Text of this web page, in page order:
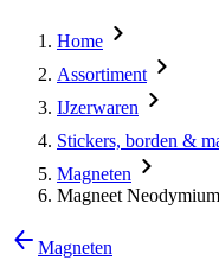
Home
Assortiment
IJzerwaren
Stickers, borden &
Magneten
Magneet
Magneten